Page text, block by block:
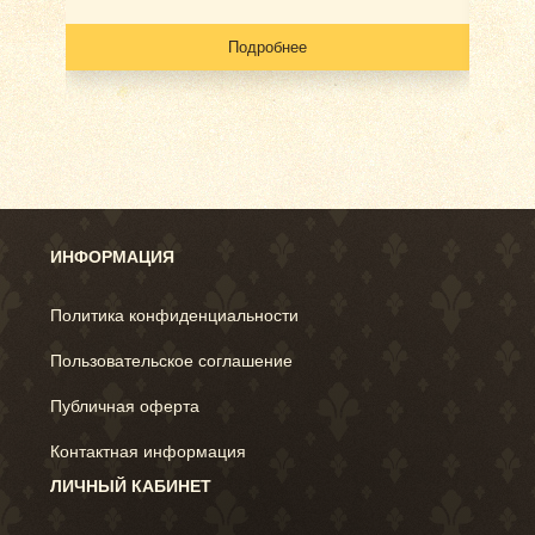
Подробнее
ИНФОРМАЦИЯ
Политика конфиденциальности
Пользовательское соглашение
Публичная оферта
Контактная информация
ЛИЧНЫЙ КАБИНЕТ